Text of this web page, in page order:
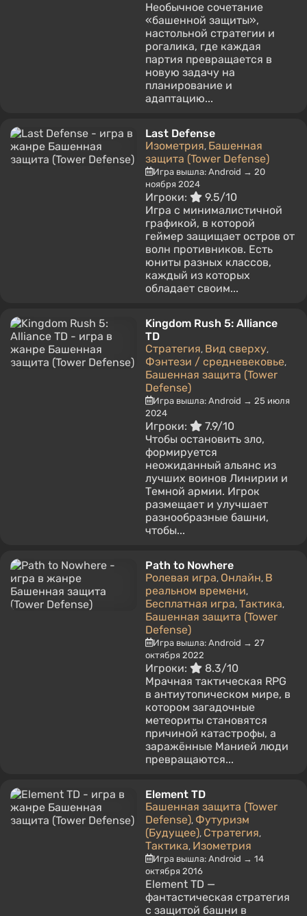
Необычное сочетание
«башенной защиты»,
настольной стратегии и
рогалика, где каждая
партия превращается в
новую задачу на
планирование и
адаптацию...
Last Defense
Изометрия, Башенная
защита (Tower Defense)
Игра вышла: Android → 20
ноября 2024
Игроки:
9.5/10
Игра с минималистичной
графикой, в которой
геймер защищает остров от
волн противников. Есть
юниты разных классов,
каждый из которых
обладает своим...
Kingdom Rush 5: Alliance
TD
Стратегия, Вид сверху,
Фэнтези / средневековье,
Башенная защита (Tower
Defense)
Игра вышла: Android → 25 июля
2024
Игроки:
7.9/10
Чтобы остановить зло,
формируется
неожиданный альянс из
лучших воинов Линирии и
Темной армии. Игрок
размещает и улучшает
разнообразные башни,
чтобы...
Path to Nowhere
Ролевая игра, Онлайн, В
реальном времени,
Бесплатная игра, Тактика,
Башенная защита (Tower
Defense)
Игра вышла: Android → 27
октября 2022
Игроки:
8.3/10
Мрачная тактическая RPG
в антиутопическом мире, в
котором загадочные
метеориты становятся
причиной катастрофы, а
заражённые Манией люди
превращаются...
Element TD
Башенная защита (Tower
Defense), Футуризм
(Будущее), Стратегия,
Тактика, Изометрия
Игра вышла: Android → 14
октября 2016
Element TD —
фантастическая стратегия
с защитой башни в